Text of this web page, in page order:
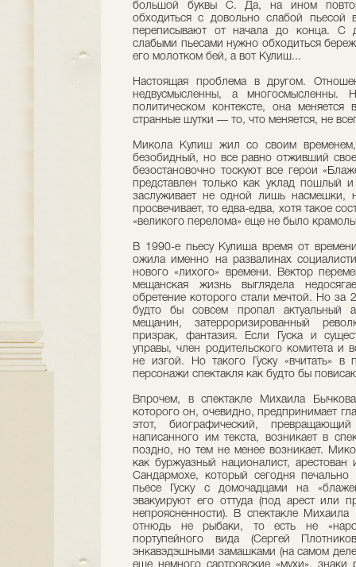
большой буквы С. Да, на ином
обходиться с довольно слабой
переписывают от начала до конца. С
слабыми пьесами нужно обходиться
его молотком бей, а вот Кулиш...
Настоящая проблема в другом.
недвусмысленны, а многосмысленны.
политическом контексте, она
странные шутки — то, что меняется, не
Микола Кулиш жил со своим
безобидный, но все равно отживший
безостановочно тоскуют все герои
представлен только как уклад пошлый
заслуживает не одной лишь насмешки,
просвечивает, то едва-едва, хотя такое
«великого перелома» еще не было
В 1990-е пьесу Кулиша время от
ожила именно на развалинах
нового «лихого» времени. Вектор
мещанская жизнь выглядела
обретение которого стали мечтой. Но за
будто бы совсем пропал актуальный
мещанин, затерроризированный
призрак, фантазия. Если Гуска и
управы, член родительского комитета и
не изгой. Но такого Гуску «вчитать»
персонажи спектакля как будто бы
Впрочем, в спектакле Михаила
которого он, очевидно, предпринимает
этот, биографический,
написанного им текста, возникает в
поздно, но тем не менее возникает.
как буржуазный националист,
Сандармохе, который сегодня печально
пьесе Гуску с домочадцами на
эвакуируют его оттуда (под арест или
непроясненности). В спектакле
отнюдь не рыбаки, то есть не
портупейного вида (Сергей
энкавэдэшными замашками (на самом